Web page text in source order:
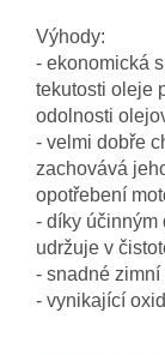
Výhody:
- ekonomická
tekutosti oleje
odolnosti
- velmi dobře
zachovává
opotřebení
- díky účinným
udržuje v
- snadné zimní
- vynikající